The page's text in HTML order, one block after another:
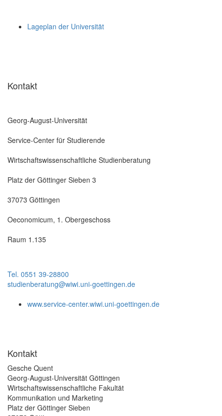
Lageplan der Universität
Kontakt
Georg-August-Universität
Service-Center für Studierende
Wirtschaftswissenschaftliche Studienberatung
Platz der Göttinger Sieben 3
37073 Göttingen
Oeconomicum, 1. Obergeschoss
Raum 1.135
Tel. 0551 39-28800
studienberatung@wiwi.uni-goettingen.de
www.service-center.wiwi.uni-goettingen.de
Kontakt
Gesche Quent
Georg-August-Universität Göttingen
Wirtschaftswissenschaftliche Fakultät
Kommunikation und Marketing
Platz der Göttinger Sieben